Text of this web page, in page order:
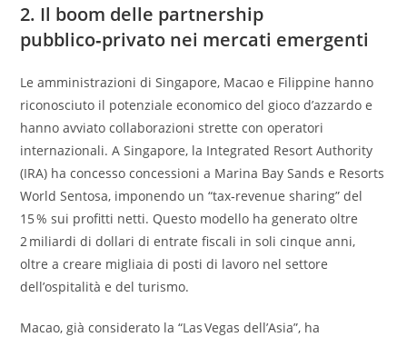
2. Il boom delle partnership
pubblico‑privato nei mercati emergenti
Le amministrazioni di Singapore, Macao e Filippine hanno
riconosciuto il potenziale economico del gioco d’azzardo e
hanno avviato collaborazioni strette con operatori
internazionali. A Singapore, la Integrated Resort Authority
(IRA) ha concesso concessioni a Marina Bay Sands e Resorts
World Sentosa, imponendo un “tax‑revenue sharing” del
15 % sui profitti netti. Questo modello ha generato oltre
2 miliardi di dollari di entrate fiscali in soli cinque anni,
oltre a creare migliaia di posti di lavoro nel settore
dell’ospitalità e del turismo.
Macao, già considerato la “Las Vegas dell’Asia”, ha